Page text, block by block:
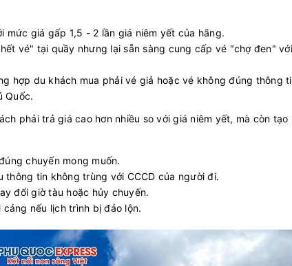
mức giá gấp 1,5 - 2 lần giá niêm yết của hãng.
vé" tại quầy nhưng lại sẵn sàng cung cấp vé "chợ đen"
hợp du khách mua phải vé giả hoặc vé không đúng thông
Quốc.
phải trả giá cao hơn nhiều so với giá niêm yết, mà còn tạo
chuyến mong muốn.
thông tin không trùng với CCCD của người đi.
đổi giờ tàu hoặc hủy chuyến.
nếu lịch trình bị đảo lộn.